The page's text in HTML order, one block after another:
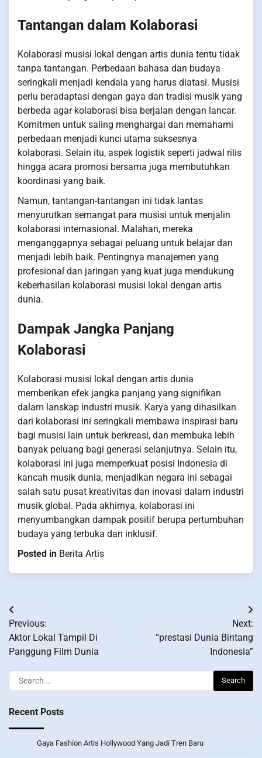
Tantangan dalam Kolaborasi
Kolaborasi musisi lokal dengan artis dunia tentu tidak
tanpa tantangan. Perbedaan bahasa dan budaya
seringkali menjadi kendala yang harus diatasi. Musisi
perlu beradaptasi dengan gaya dan tradisi musik yang
berbeda agar kolaborasi bisa berjalan dengan lancar.
Komitmen untuk saling menghargai dan memahami
perbedaan menjadi kunci utama suksesnya
kolaborasi. Selain itu, aspek logistik seperti jadwal rilis
hingga acara promosi bersama juga membutuhkan
koordinasi yang baik.
Namun, tantangan-tantangan ini tidak lantas
menyurutkan semangat para musisi untuk menjalin
kolaborasi internasional. Malahan, mereka
menganggapnya sebagai peluang untuk belajar dan
menjadi lebih baik. Pentingnya manajemen yang
profesional dan jaringan yang kuat juga mendukung
keberhasilan kolaborasi musisi lokal dengan artis
dunia.
Dampak Jangka Panjang
Kolaborasi
Kolaborasi musisi lokal dengan artis dunia
memberikan efek jangka panjang yang signifikan
dalam lanskap industri musik. Karya yang dihasilkan
dari kolaborasi ini seringkali membawa inspirasi baru
bagi musisi lain untuk berkreasi, dan membuka lebih
banyak peluang bagi generasi selanjutnya. Selain itu,
kolaborasi ini juga memperkuat posisi Indonesia di
kancah musik dunia, menjadikan negara ini sebagai
salah satu pusat kreativitas dan inovasi dalam industri
musik global. Pada akhirnya, kolaborasi ini
menyumbangkan dampak positif berupa pertumbuhan
budaya yang terbuka dan inklusif.
Posted in Berita Artis
Post
navigation
Previous:
Aktor Lokal Tampil Di
Panggung Film Dunia
Next:
“prestasi Dunia Bintang
Indonesia”
Search
for:
Recent Posts
Gaya Fashion Artis Hollywood Yang Jadi Tren Baru